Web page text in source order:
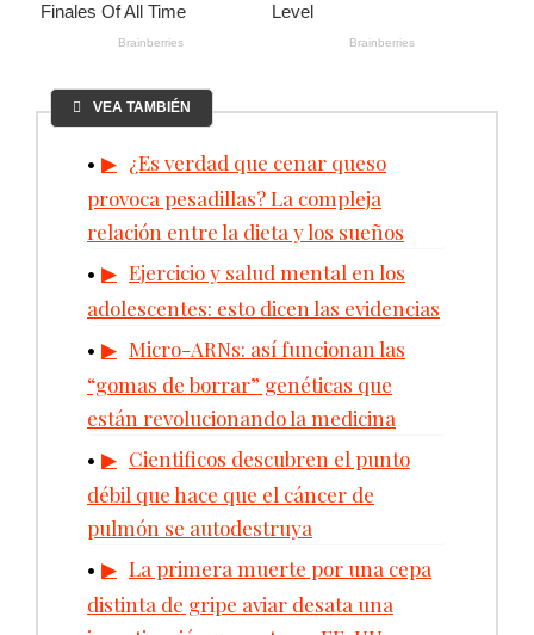
VEA TAMBIÉN
¿Es verdad que cenar queso
provoca pesadillas? La compleja
relación entre la dieta y los sueños
Ejercicio y salud mental en los
adolescentes: esto dicen las evidencias
Micro-ARNs: así funcionan las
“gomas de borrar” genéticas que
están revolucionando la medicina
Cientificos descubren el punto
débil que hace que el cáncer de
pulmón se autodestruya
La primera muerte por una cepa
distinta de gripe aviar desata una